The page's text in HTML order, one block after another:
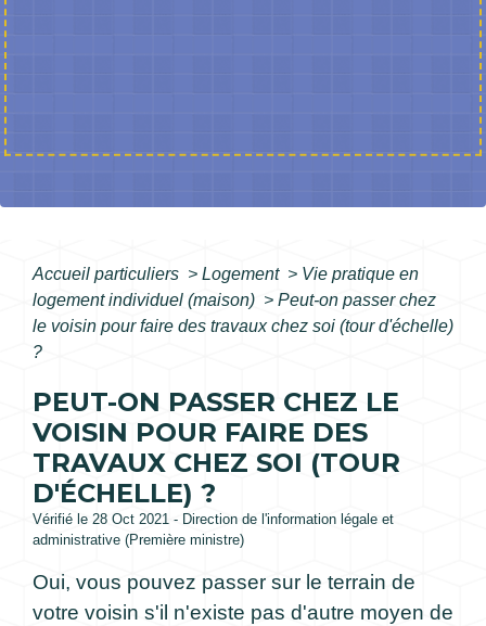
Accueil particuliers > Logement > Vie pratique en
logement individuel (maison) > Peut-on passer chez
le voisin pour faire des travaux chez soi (tour d'échelle)
?
PEUT-ON PASSER CHEZ LE
VOISIN POUR FAIRE DES
TRAVAUX CHEZ SOI (TOUR
D'ÉCHELLE) ?
Vérifié le 28 Oct 2021 - Direction de l'information légale et
administrative (Première ministre)
Oui, vous pouvez passer sur le terrain de
votre voisin s'il n'existe pas d'autre moyen de